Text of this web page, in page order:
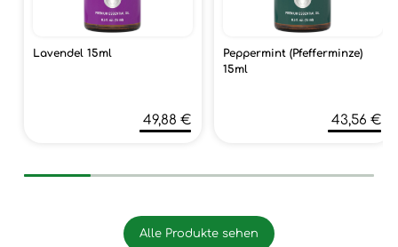
Lavendel 15ml
49,88 €
Peppermint (Pfefferminze)
15ml
43,56 €
Alle Produkte sehen